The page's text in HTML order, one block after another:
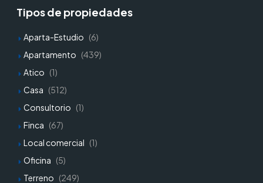
Tipos de propiedades
Aparta-Estudio (6)
Apartamento (439)
Atico (1)
Casa (512)
Consultorio (1)
Finca (67)
Local comercial (1)
Oficina (5)
Terreno (249)